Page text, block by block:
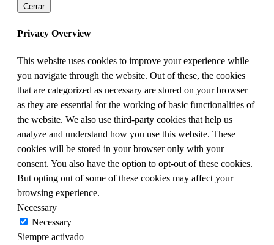
Cerrar
Privacy Overview
This website uses cookies to improve your experience while
you navigate through the website. Out of these, the cookies
that are categorized as necessary are stored on your browser
as they are essential for the working of basic functionalities of
the website. We also use third-party cookies that help us
analyze and understand how you use this website. These
cookies will be stored in your browser only with your
consent. You also have the option to opt-out of these cookies.
But opting out of some of these cookies may affect your
browsing experience.
Necessary
Necessary
Siempre activado